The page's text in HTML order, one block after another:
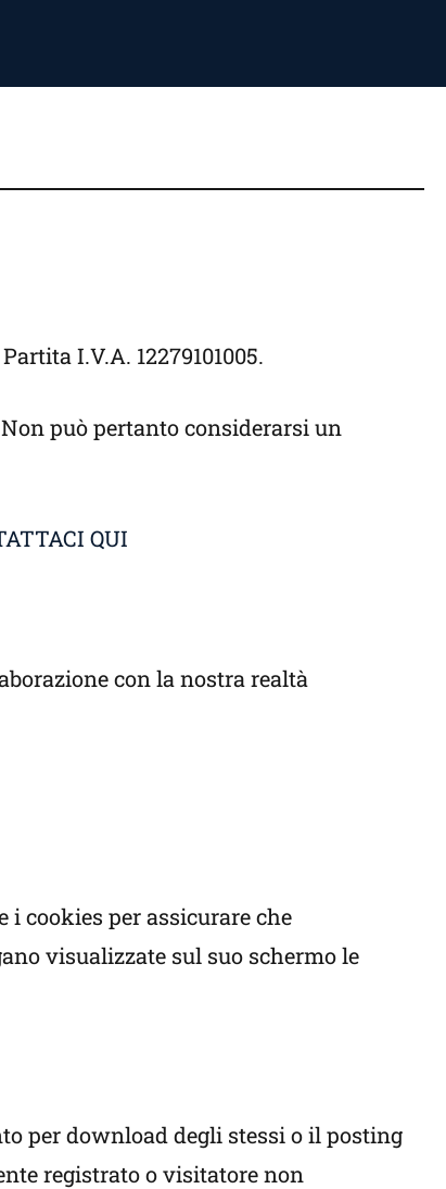
I.V.A. 12279101005.
può pertanto considerarsi un
QUI
con la nostra realtà
i cookies per assicurare che
visualizzate sul suo schermo le
per download degli stessi o il posting
registrato o visitatore non